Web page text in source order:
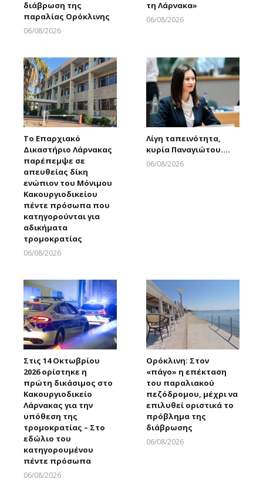
διάβρωση της
παραλίας Ορόκλινης
06/08/2026
τη Λάρνακα»
06/08/2026
Το Επαρχιακό
Δικαστήριο Λάρνακας
παρέπεμψε σε
απευθείας δίκη
ενώπιον του Μόνιμου
Κακουργιοδικείου
πέντε πρόσωπα που
κατηγορούνται για
αδικήματα
τρομοκρατίας
06/08/2026
Λίγη ταπεινότητα,
κυρία Παναγιώτου….
06/08/2026
Στις 14 Οκτωβρίου
2026 ορίστηκε η
πρώτη δικάσιμος στο
Κακουργιοδικείο
Λάρνακας για την
υπόθεση της
τρομοκρατίας – Στο
εδώλιο του
κατηγορουμένου
πέντε πρόσωπα
06/08/2026
Ορόκλινη: Στον
«πάγο» η επέκταση
του παραλιακού
πεζόδρομου, μέχρι να
επιλυθεί οριστικά το
πρόβλημα της
διάβρωσης
06/08/2026